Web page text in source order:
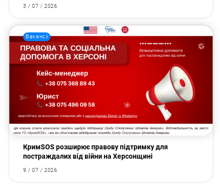
3 / 07 / 2026
Вакансії
КримSOS розширює правову підтримку для
постраждалих від війни на Херсонщині
9 / 07 / 2026